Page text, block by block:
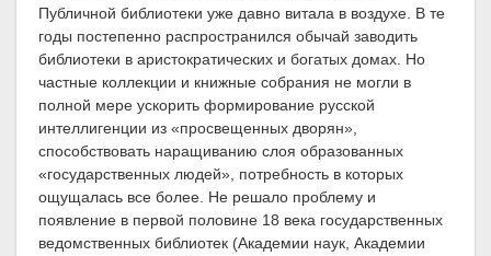
Публичной библиотеки уже давно витала в воздухе. В те
годы постепенно распространился обычай заводить
библиотеки в аристократических и богатых домах. Но
частные коллекции и книжные собрания не могли в
полной мере ускорить формирование русской
интеллигенции из «просвещенных дворян»,
способствовать наращиванию слоя образованных
«государственных людей», потребность в которых
ощущалась все более. Не решало проблему и
появление в первой половине 18 века государственных
ведомственных библиотек (Академии наук, Академии